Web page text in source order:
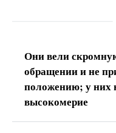
Они вели
обращении и не
положению; у них
высокомерие